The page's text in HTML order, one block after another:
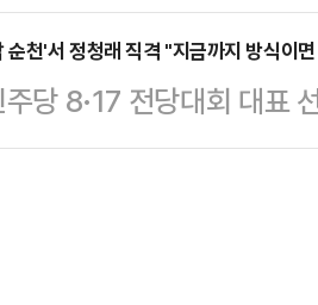
수였다"며 이같…
"며 "이 비극을 만든 장본
통령"이라고 직격했다.박
CEO들의 비공개 간담회
로 모이라고 공지했다는
에서 해당 주장을 제기한
장을 고수했다.한 의원
대 입장을 낸 다음에 국
순천'서 정청래 직격 "지금까지 방식이
당 8·17 전당대회 대표
전남 순천을 찾아 당권